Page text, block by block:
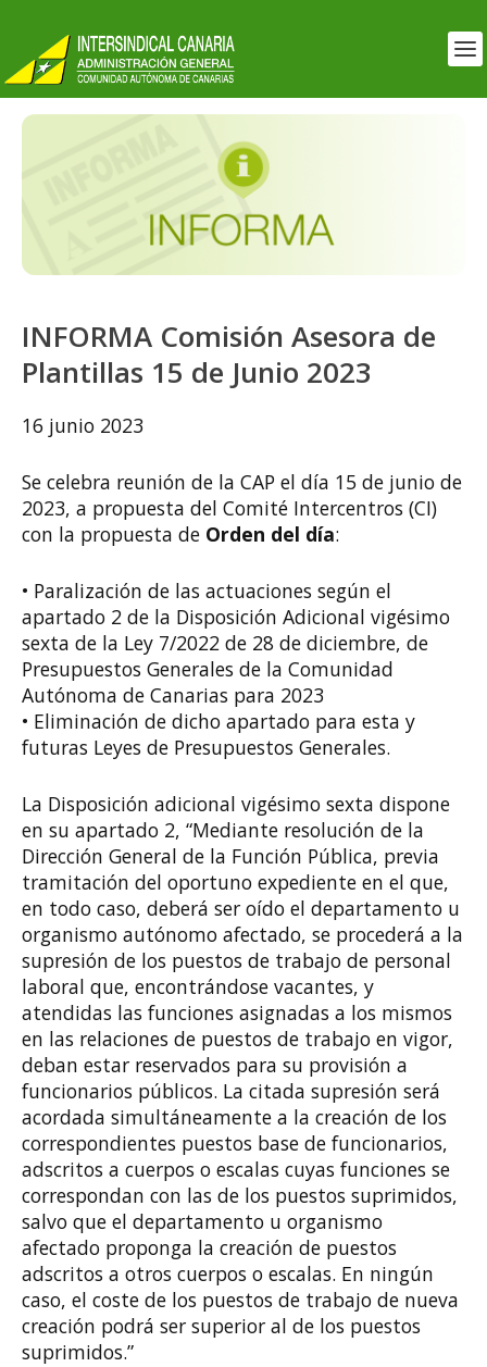
INFORMA Comisión Asesora de
Plantillas 15 de Junio 2023
16 junio 2023
Se celebra reunión de la CAP el día 15 de junio de
2023, a propuesta del Comité Intercentros (CI)
con la propuesta de Orden del día:
• Paralización de las actuaciones según el
apartado 2 de la Disposición Adicional vigésimo
sexta de la Ley 7/2022 de 28 de diciembre, de
Presupuestos Generales de la Comunidad
Autónoma de Canarias para 2023
• Eliminación de dicho apartado para esta y
futuras Leyes de Presupuestos Generales.
La Disposición adicional vigésimo sexta dispone
en su apartado 2, “Mediante resolución de la
Dirección General de la Función Pública, previa
tramitación del oportuno expediente en el que,
en todo caso, deberá ser oído el departamento u
organismo autónomo afectado, se procederá a la
supresión de los puestos de trabajo de personal
laboral que, encontrándose vacantes, y
atendidas las funciones asignadas a los mismos
en las relaciones de puestos de trabajo en vigor,
deban estar reservados para su provisión a
funcionarios públicos. La citada supresión será
acordada simultáneamente a la creación de los
correspondientes puestos base de funcionarios,
adscritos a cuerpos o escalas cuyas funciones se
correspondan con las de los puestos suprimidos,
salvo que el departamento u organismo
afectado proponga la creación de puestos
adscritos a otros cuerpos o escalas. En ningún
caso, el coste de los puestos de trabajo de nueva
creación podrá ser superior al de los puestos
suprimidos.”